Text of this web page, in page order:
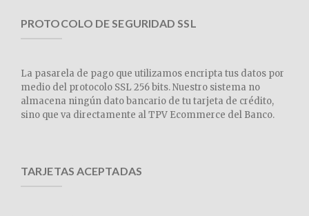
PROTOCOLO DE SEGURIDAD SSL
La pasarela de pago que utilizamos encripta tus datos por
medio del protocolo SSL 256 bits. Nuestro sistema no
almacena ningún dato bancario de tu tarjeta de crédito,
sino que va directamente al TPV Ecommerce del Banco.
TARJETAS ACEPTADAS